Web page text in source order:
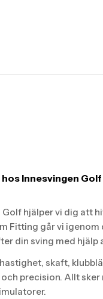
Innesvingen Golf
Golf hjälper vi dig att
Fitting går vi
din sving med hjälp
skaft,
precision. Allt